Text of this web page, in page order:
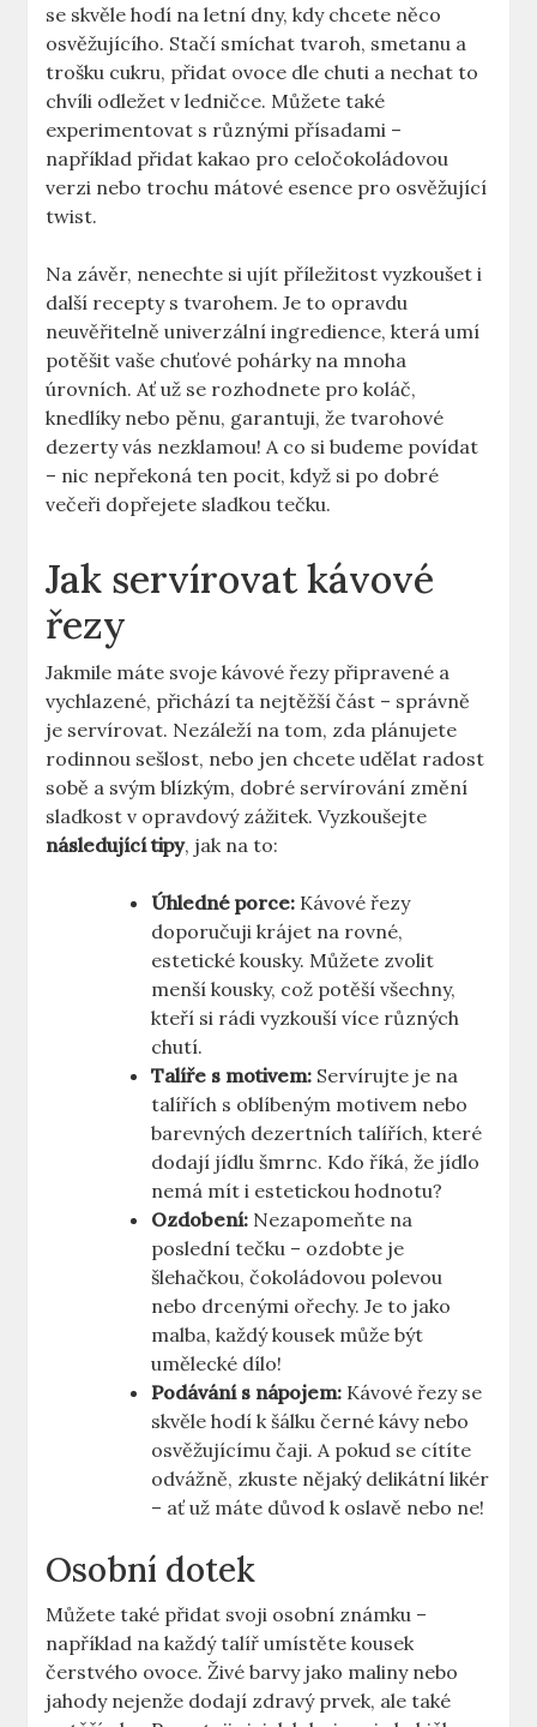
se skvěle hodí na letní dny, kdy chcete něco
osvěžujícího. Stačí smíchat tvaroh, smetanu a
trošku cukru, přidat ovoce dle chuti a nechat to
chvíli odležet v ledničce. Můžete také
experimentovat s různými přísadami –
například přidat kakao pro celočokoládovou
verzi nebo trochu mátové esence pro osvěžující
twist.
Na závěr, nenechte si ujít příležitost vyzkoušet i
další recepty s tvarohem. Je to opravdu
neuvěřitelně univerzální ingredience, která umí
potěšit vaše chuťové pohárky na mnoha
úrovních. Ať už se rozhodnete pro koláč,
knedlíky nebo pěnu, garantuji, že tvarohové
dezerty vás nezklamou! A co si budeme povídat
– nic nepřekoná ten pocit, když si po dobré
večeři dopřejete sladkou tečku.
Jak servírovat kávové
řezy
Jakmile máte svoje kávové řezy připravené a
vychlazené, přichází ta nejtěžší část – správně
je servírovat. Nezáleží na tom, zda plánujete
rodinnou sešlost, nebo jen chcete udělat radost
sobě a svým blízkým, dobré servírování změní
sladkost v opravdový zážitek. Vyzkoušejte
následující tipy, jak na to:
Úhledné porce: Kávové řezy
doporučuji krájet na rovné,
estetické kousky. Můžete zvolit
menší kousky, což potěší všechny,
kteří si rádi vyzkouší více různých
chutí.
Talíře s motivem: Servírujte je na
talířích s oblíbeným motivem nebo
barevných dezertních talířích, které
dodají jídlu šmrnc. Kdo říká, že jídlo
nemá mít i estetickou hodnotu?
Ozdobení: Nezapomeňte na
poslední tečku – ozdobte je
šlehačkou, čokoládovou polevou
nebo drcenými ořechy. Je to jako
malba, každý kousek může být
umělecké dílo!
Podávání s nápojem: Kávové řezy se
skvěle hodí k šálku černé kávy nebo
osvěžujícímu čaji. A pokud se cítíte
odvážně, zkuste nějaký delikátní likér
– ať už máte důvod k oslavě nebo ne!
Osobní dotek
Můžete také přidat svoji osobní známku –
například na každý talíř umístěte kousek
čerstvého ovoce. Živé barvy jako maliny nebo
jahody nejenže dodají zdravý prvek, ale také